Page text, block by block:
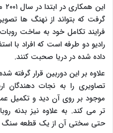
گرفت که بتواند از نهنگ ها
فرایند تکامل خود به ساخت
رادیو دو طرفه است که افراد با
داده شده در دریا صحبت کنند.
علاوه بر این دوربین قرار گرفته
تصاویری را به نجات
موجود بر روی آن دید و تکمیل
تر می کند. به علاوه نیز بدنه
حتی سختی آن از یک قطعه سنگ